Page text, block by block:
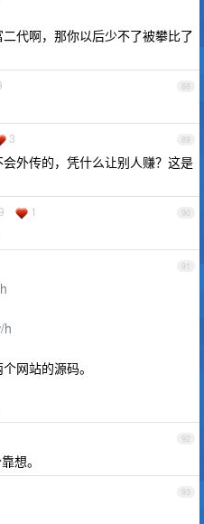
代啊，那你以后少不了被攀比了
88
89
3
外传的，凭什么让别人赚？这是
90
1
91
h
网站的源码。
92
想。
93